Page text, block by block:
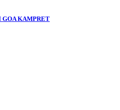
GOA KAMPRET